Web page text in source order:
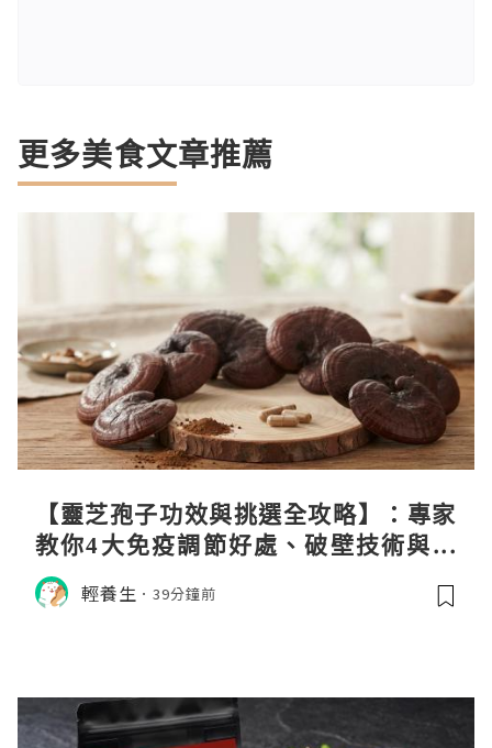
更多美食文章推薦
【靈芝孢子功效與挑選全攻略】：專家
教你4大免疫調節好處、破壁技術與挑
選秘訣
輕養生 39分鐘前